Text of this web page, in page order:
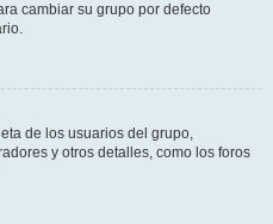
cambiar su grupo por defecto
de los usuarios del grupo,
y otros detalles, como los foros